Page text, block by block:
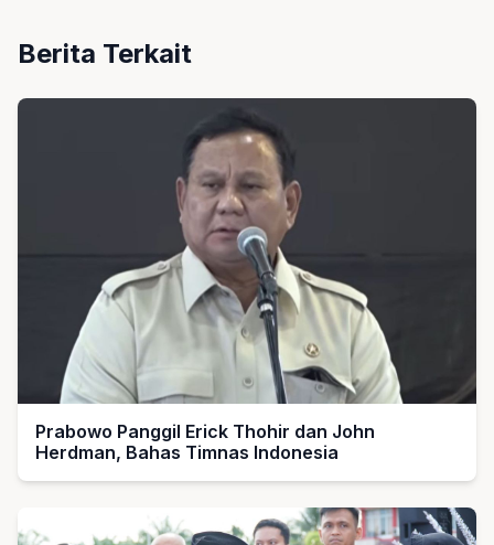
Berita Terkait
Prabowo Panggil Erick Thohir dan John
Herdman, Bahas Timnas Indonesia